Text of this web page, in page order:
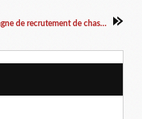
Limites des ACCA, retour au droit d'affût, campagne de recrutement de chasseurs par l'Etat, les dégâts de sangliers sèment la pagaille